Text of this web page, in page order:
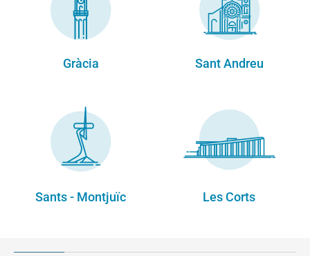
Gràcia Sant Andreu
Sants - Montjuïc Les Corts